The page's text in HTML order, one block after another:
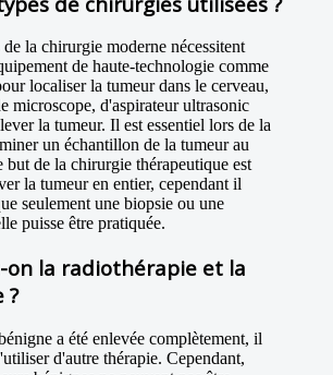
la chirurgie moderne nécessitent
de haute-technologie comme
localiser la tumeur dans le cerveau,
microscope, d'aspirateur ultrasonic
la tumeur. Il est essentiel lors de la
un échantillon de la tumeur au
but de la chirurgie thérapeutique est
la tumeur en entier, cependant il
seulement une biopsie ou une
puisse être pratiquée.
on la radiothérapie et la
?
a été enlevée complètement, il
d'autre thérapie. Cependant,